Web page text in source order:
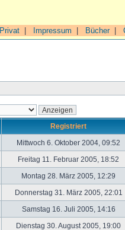
Privat Impressum Bücher|
Registriert
Mittwoch 6. Oktober 2004, 09:52
Freitag 11. Februar 2005, 18:52
Montag 28. März 2005, 12:29
Donnerstag 31. März 2005, 22:01
Samstag 16. Juli 2005, 14:16
Dienstag 30. August 2005, 19:00